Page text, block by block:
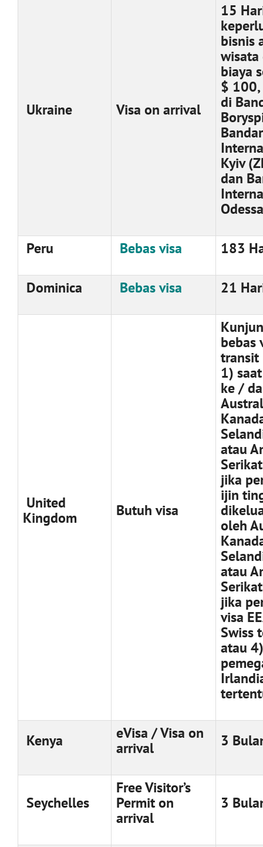
Ukraine Visa on arrival
15
bisnis
wisata
biaya
$ 100,
di
Kyiv
dan
Peru Bebas visa 183
Dominica Bebas visa 21
United
Kingdom
Butuh visa
bebas
transit
1)
ke /
atau
jika
ijin
oleh
atau
jika
visa
Swiss
atau
Kenya
eVisa / Visa on
arrival
3
Seychelles
Free Visitor’s
Permit on
arrival
3